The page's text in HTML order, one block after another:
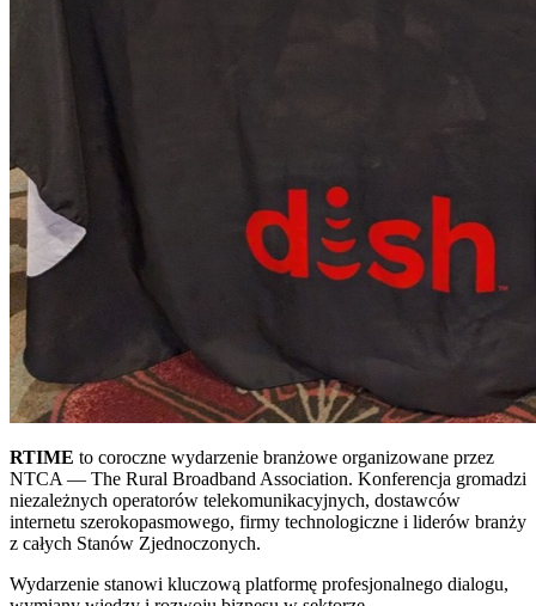
RTIME to coroczne wydarzenie branżowe organizowane przez
NTCA — The Rural Broadband Association. Konferencja gromadzi
niezależnych operatorów telekomunikacyjnych, dostawców
internetu szerokopasmowego, firmy technologiczne i liderów branży
z całych Stanów Zjednoczonych.
Wydarzenie stanowi kluczową platformę profesjonalnego dialogu,